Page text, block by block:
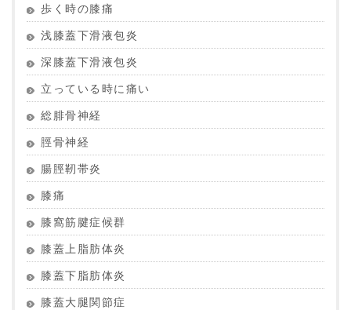
歩く時の膝痛
浅膝蓋下滑液包炎
深膝蓋下滑液包炎
立っている時に痛い
総腓骨神経
脛骨神経
腸脛靭帯炎
膝痛
膝窩筋腱症候群
膝蓋上脂肪体炎
膝蓋下脂肪体炎
膝蓋大腿関節症